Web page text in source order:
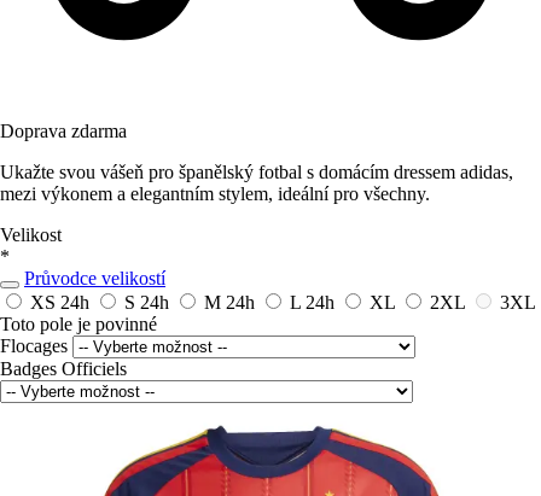
Doprava zdarma
Ukažte svou vášeň pro španělský fotbal s domácím dressem adidas,
mezi výkonem a elegantním stylem, ideální pro všechny.
Velikost
*
Průvodce velikostí
XS 24h S 24h M 24h L 24h XL 2XL
3XL
Toto pole je povinné
Flocages
Badges Officiels